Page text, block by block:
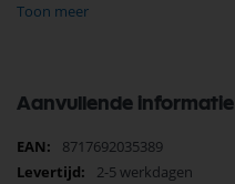
Toon meer
Aanvullende informatie
Meer
informatie
8717692035389
2-5 werkdagen